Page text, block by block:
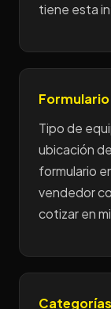
tiene esta
Tipo de
ubicación
formulario
vendedor
cotizar en